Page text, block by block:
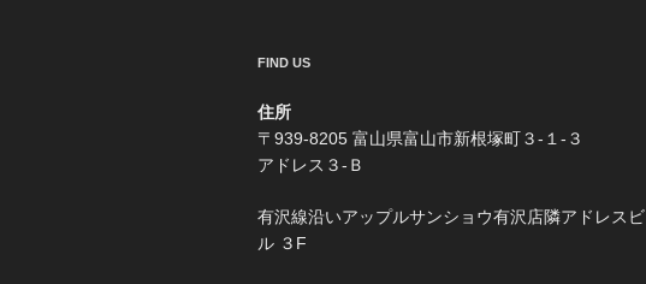
FIND US
住所
〒939-8205 富山県富山市新根塚町３-１-３
アドレス３-Ｂ
有沢線沿いアップルサンショウ有沢店隣アドレスビ
ル ３F